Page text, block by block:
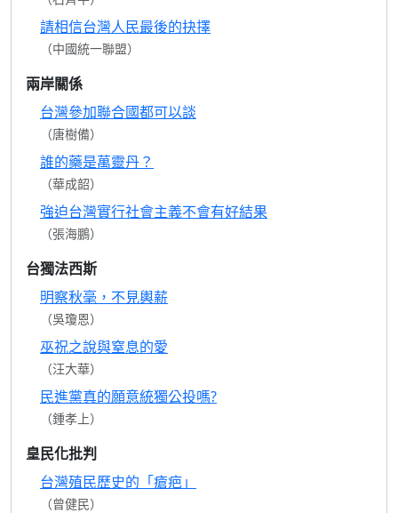
請相信台灣人民最後的抉擇
（中國統一聯盟）
兩岸關係
台灣參加聯合國都可以談
（唐樹備）
誰的藥是萬靈丹？
（華成韶）
強迫台灣實行社會主義不會有好結果
（張海鵬）
台獨法西斯
明察秋毫，不見輿薪
（吳瓊恩）
巫祝之說與窒息的愛
（汪大華）
民進黨真的願意統獨公投嗎?
（鍾孝上）
皇民化批判
台灣殖民歷史的「瘡疤」
（曾健民）